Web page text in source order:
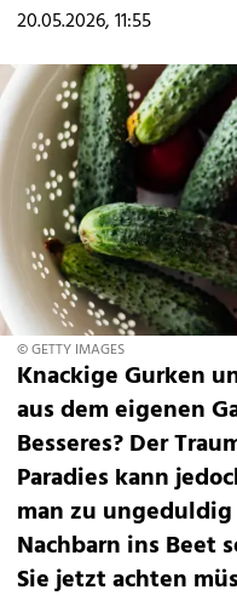
20.05.2026, 11:55
© GETTY IMAGES
Knackige Gurken
aus dem eigenen
Besseres? Der
Paradies kann
man zu
Nachbarn ins Beet
Sie jetzt achten